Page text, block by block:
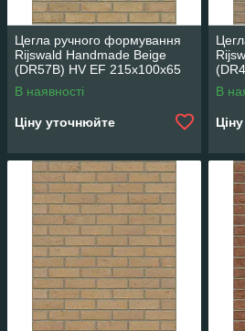
Цегла ручного формування
Rijswald Handmade Beige
(DR57B) HV EF 215x100x65
В наявності
Ціну уточнюйте
В